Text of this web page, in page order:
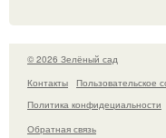
© 2026 Зелёный сад
Контакты
Пользовательское
Политика конфидециальности
Обратная связь